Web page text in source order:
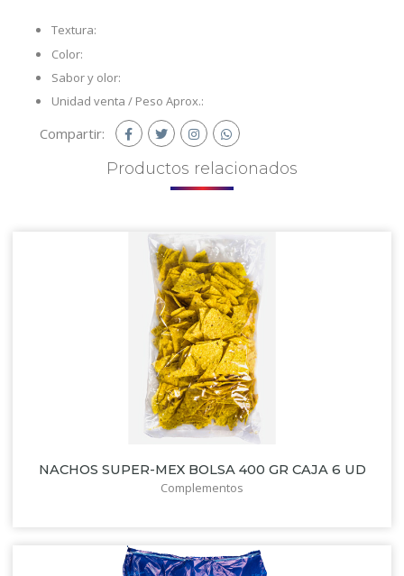
Textura:
Color:
Sabor y olor:
Unidad venta / Peso Aprox.:
Compartir:
Productos relacionados
NACHOS SUPER-MEX BOLSA 400 GR CAJA 6 UD
Complementos